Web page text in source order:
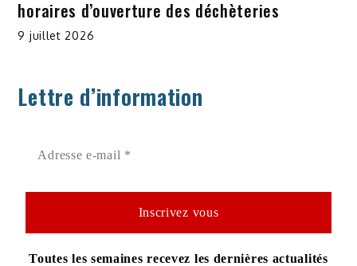
horaires d’ouverture des déchèteries
9 juillet 2026
Lettre d’information
Toutes les semaines recevez les dernières actualités